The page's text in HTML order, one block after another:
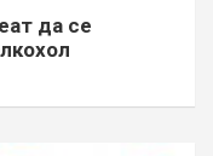
да се